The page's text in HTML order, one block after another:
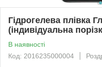
Гідрогелева плівка
(індивідуальна
В наявності
Код: 2016235000004